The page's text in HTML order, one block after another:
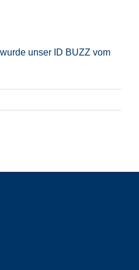
unser ID BUZZ vom